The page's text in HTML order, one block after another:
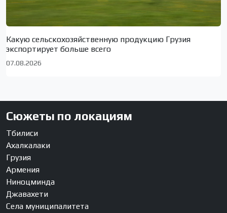
Какую сельскохозяйственную продукцию Грузия
экспортирует больше всего
07.08.2026
Сюжеты по локациям
Тбилиси
Ахалкалаки
Грузия
Армения
Ниноцминда
Джавахети
Села муниципалитета